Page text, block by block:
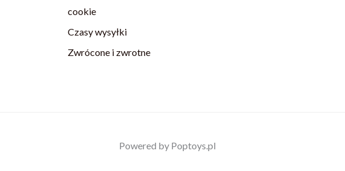
cookie
Czasy wysyłki
Zwrócone i zwrotne
Powered by Poptoys.pl